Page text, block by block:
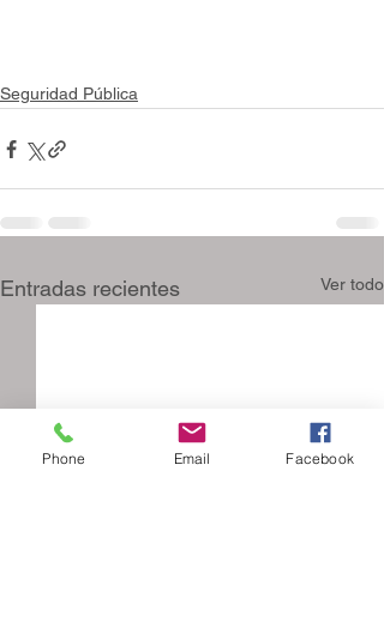
Seguridad Pública
Entradas recientes Ver todo
Phone Email Facebook